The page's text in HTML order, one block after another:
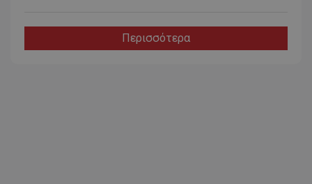
Περισσότερα